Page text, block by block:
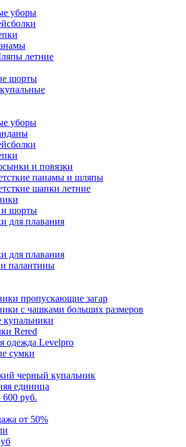
уборы
летние
шорты
уборы
и повязки
панамы и шляпы
шапки летние
шорты
для плавания
для плавания
палантины
пропускающие загар
с чашками больших размеров
купальники
Rered
одежда Levelpro
сумки
черный купальник
единица
руб.
от 50%